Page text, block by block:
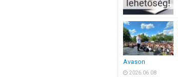
Avason
2026.06.08